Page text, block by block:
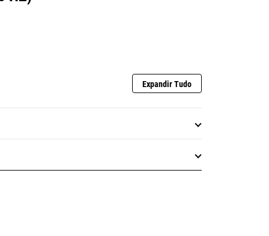
Expandir Tudo